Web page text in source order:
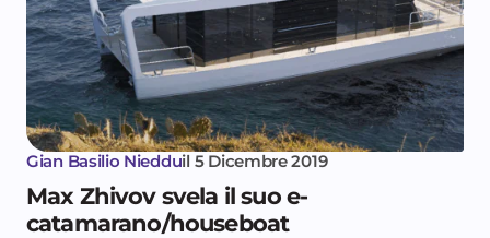
Gian Basilio Niedduil 5 Dicembre 2019
Max Zhivov svela il suo e-
catamarano/houseboat